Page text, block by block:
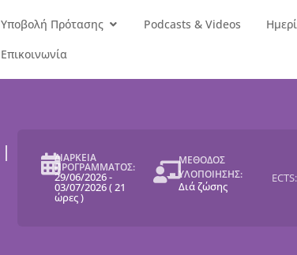
Υποβολή Πρότασης Podcasts & Videos
Επικοινωνία
ΔΙΑΡΚΕΙΑ
ΠΡΟΓΡΑΜΜΑΤΟΣ:
29/06/2026-
03/07/2026( 21
ώρες)
ΜΕΘΟΔΟΣ
ΥΛΟΠΟΙΗΣΗΣ:
Διά ζώσης
ECTS: